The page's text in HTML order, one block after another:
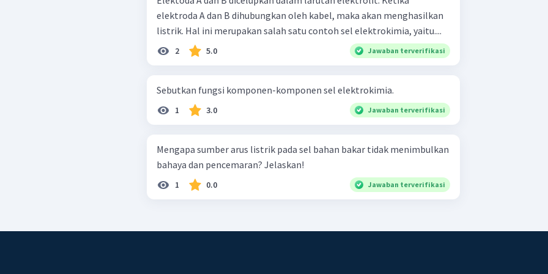
elektroda A dan B dihubungkan oleh kabel, maka akan menghasilkan
listrik. Hal ini merupakan salah satu contoh sel elektrokimia, yaitu....
2 5.0 Jawaban terverifikasi
Sebutkan fungsi komponen-komponen sel elektrokimia.
1 3.0 Jawaban terverifikasi
Mengapa sumber arus listrik pada sel bahan bakar tidak menimbulkan
bahaya dan pencemaran? Jelaskan!
1 0.0 Jawaban terverifikasi